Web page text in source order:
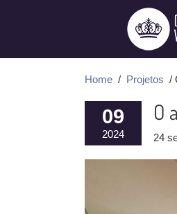
Home / Projetos /
09
2024
O
24